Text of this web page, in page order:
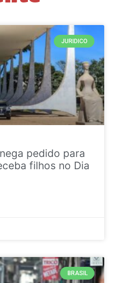
JURIDICO
pedido para
filhos no Dia
BRASIL